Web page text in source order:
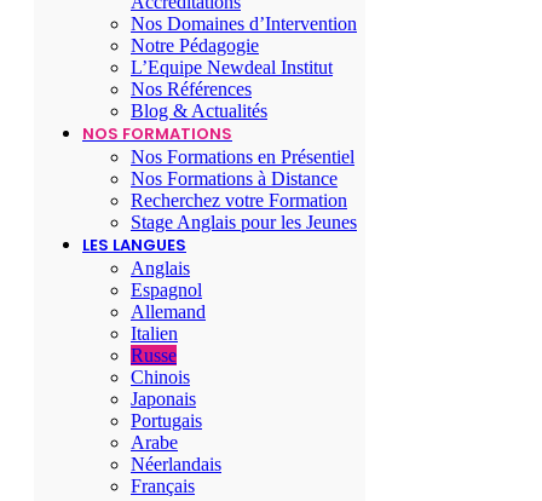
Nos Domaines d’Intervention
Notre Pédagogie
L’Equipe Newdeal Institut
Nos Références
Blog & Actualités
NOS FORMATIONS
Nos Formations en Présentiel
Nos Formations à Distance
Recherchez votre Formation
Stage Anglais pour les Jeunes
LES LANGUES
Anglais
Espagnol
Allemand
Italien
Russe
Chinois
Japonais
Portugais
Arabe
Néerlandais
Français